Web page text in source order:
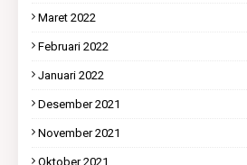
Maret 2022
Februari 2022
Januari 2022
Desember 2021
November 2021
Oktober 2021